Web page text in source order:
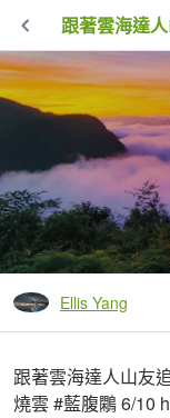
Ellis Yang
跟著雲海達人山友
燒雲 #藍腹鷴 6/10